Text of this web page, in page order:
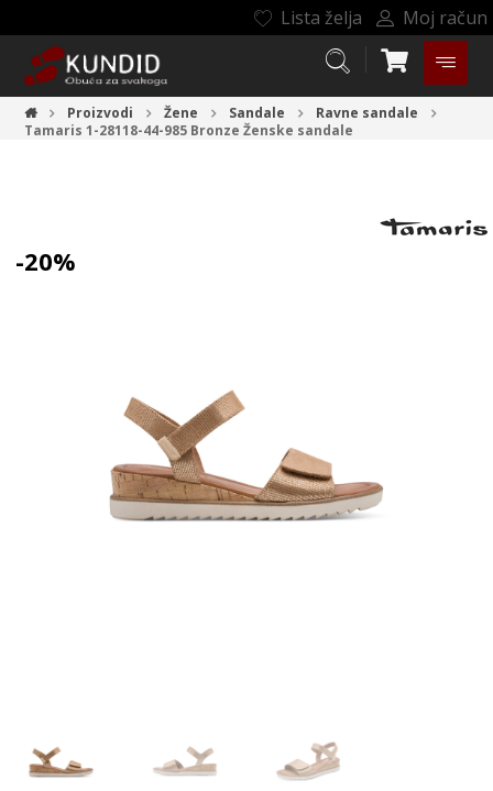
Lista želja Moj račun
Proizvodi Žene Sandale
Ravne sandale
Tamaris 1-28118-44-985 BronzeŽenske sandale
-20%